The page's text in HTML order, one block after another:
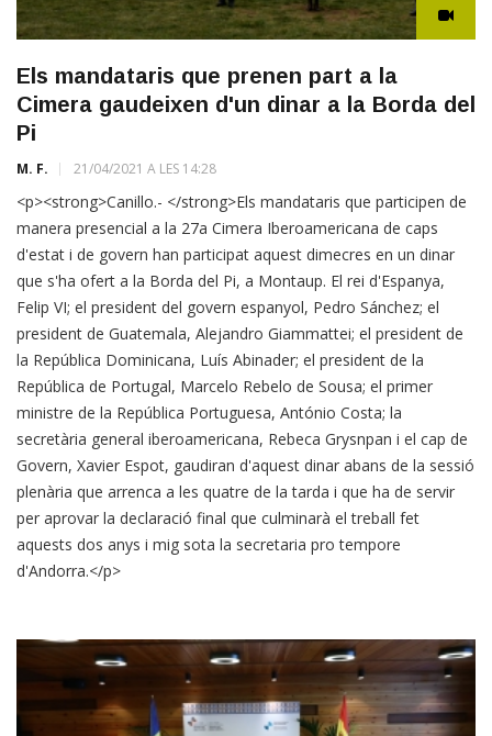
Els mandataris que prenen part a la
Cimera gaudeixen d'un dinar a la Borda del
Pi
M. F. 21/04/2021 A LES 14:28
<p><strong>Canillo.- </strong>Els mandataris que participen de
manera presencial a la 27a Cimera Iberoamericana de caps
d'estat i de govern han participat aquest dimecres en un dinar
que s'ha ofert a la Borda del Pi, a Montaup. El rei d'Espanya,
Felip VI; el president del govern espanyol, Pedro Sánchez; el
president de Guatemala, Alejandro Giammattei; el president de
la República Dominicana, Luís Abinader; el president de la
República de Portugal, Marcelo Rebelo de Sousa; el primer
ministre de la República Portuguesa, António Costa; la
secretària general iberoamericana, Rebeca Grysnpan i el cap de
Govern, Xavier Espot, gaudiran d'aquest dinar abans de la sessió
plenària que arrenca a les quatre de la tarda i que ha de servir
per aprovar la declaració final que culminarà el treball fet
aquests dos anys i mig sota la secretaria pro tempore
d'Andorra.</p>